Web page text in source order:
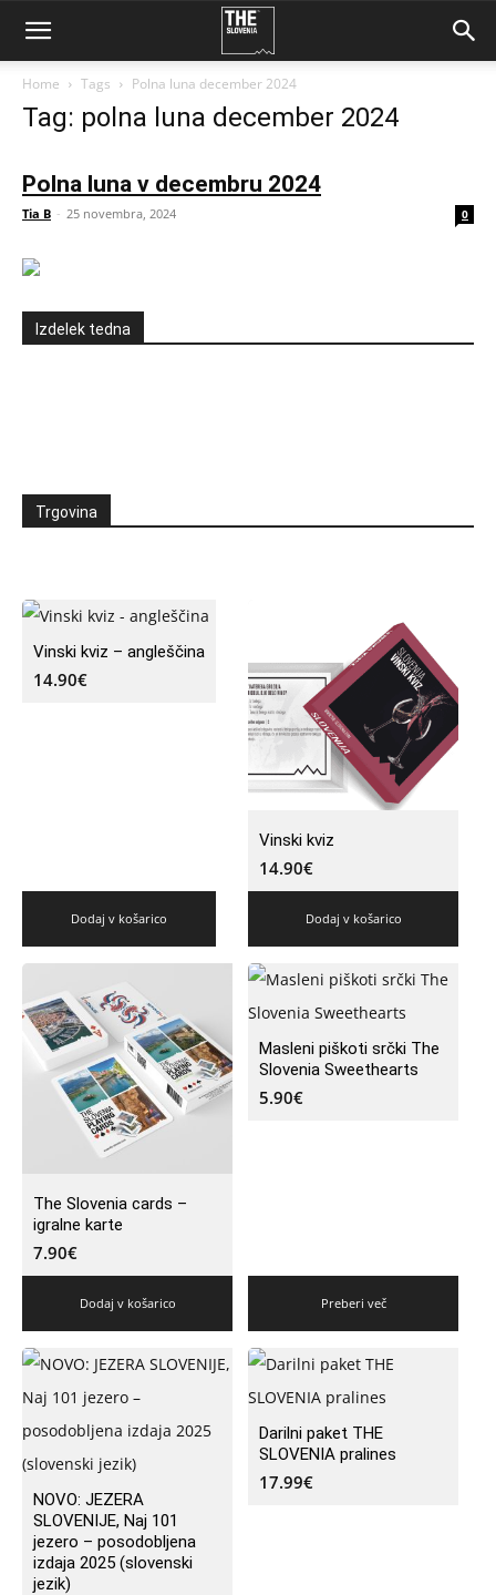
Home Tags Polna luna december 2024
Tag: polna luna december 2024
Polna luna v decembru 2024
Tia B - 25 novembra, 2024 0
Izdelek tedna
Trgovina
Vinski kviz – angleščina
14.90€
Dodaj v košarico
Vinski kviz
14.90€
Dodaj v košarico
The Slovenia cards –
igralne karte
7.90€
Dodaj v košarico
Masleni piškoti srčki The
Slovenia Sweethearts
5.90€
Preberi več
NOVO: JEZERA
SLOVENIJE, Naj 101
jezero – posodobljena
izdaja 2025 (slovenski
jezik)
Darilni paket THE
SLOVENIA pralines
17.99€